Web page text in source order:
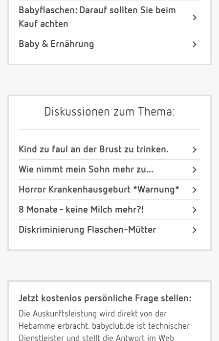
Babyflaschen: Darauf sollten Sie beim
Kauf achten
Baby & Ernährung
Diskussionen zum Thema:
Kind zu faul an der Brust zu trinken.
Wie nimmt mein Sohn mehr zu...
Horror Krankenhausgeburt *Warnung*
8 Monate - keine Milch mehr?!
Diskriminierung Flaschen-Mütter
Jetzt kostenlos persönliche Frage stellen:
Die Auskunftsleistung wird direkt von der
Hebamme erbracht. babyclub.de ist technischer
Dienstleister und stellt die Antwort im Web